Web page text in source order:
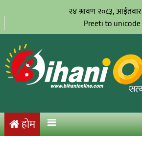
२४ श्रावण २०८३, आईतवार
Preeti to unicode
होम